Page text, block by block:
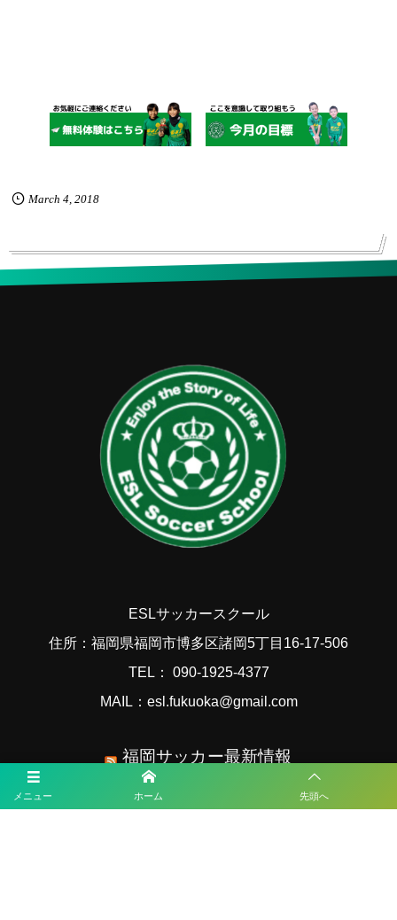
March 4, 2018
メニュー ホーム 先頭へ
ESLサッカースクール
住所：福岡県福岡市博多区諸岡5丁目16-17-506
TEL： 090-1925-4377
MAIL：esl.fukuoka@gmail.com
福岡サッカー最新情報